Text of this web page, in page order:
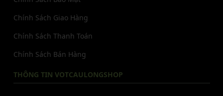
Chính Sách Giao Hàng
Chính Sách Thanh Toán
Chính Sách Bán Hàng
THÔNG TIN VOTCAULONGSHOP